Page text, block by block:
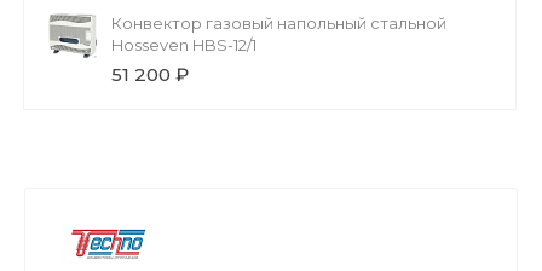
Конвектор газовый напольный стальной
Hosseven HBS-12/1
51 200 ₽